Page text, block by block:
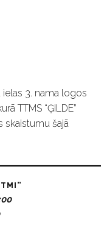
3. nama logos
TTMS “ĢILDE”
skaistumu šajā